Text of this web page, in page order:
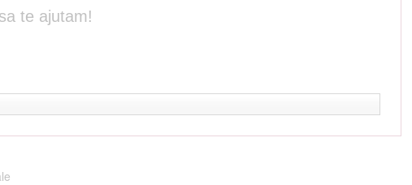
te ajutam!